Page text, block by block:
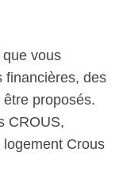
que vous
financières, des
proposés.
CROUS,
Crous